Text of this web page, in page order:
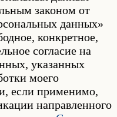
законом от
данных»
конкретное,
согласие на
указанных
моего
если применимо,
направленного